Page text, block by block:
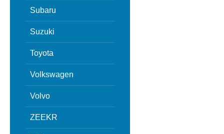
Subaru
Suzuki
Toyota
Volkswagen
Volvo
ZEEKR